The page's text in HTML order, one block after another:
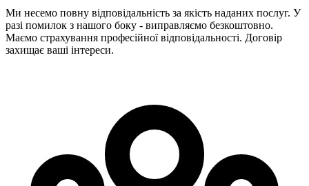
Ми несемо повну відповідальність за якість наданих послуг. У
разі помилок з нашого боку - виправляємо безкоштовно.
Маємо страхування професійної відповідальності. Договір
захищає ваші інтереси.